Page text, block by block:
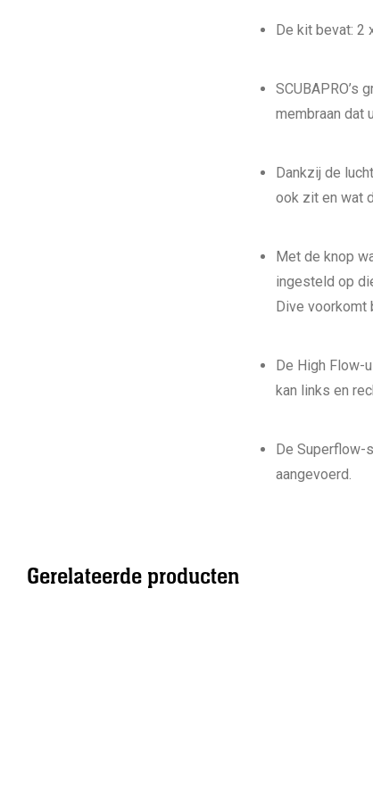
De kit bevat: 2
membraan dat
Dankzij de
ook zit en wat
Met de knop
ingesteld op
Dive voorkomt
De High Flow-
kan links en
De Superflow-
aangevoerd.
Gerelateerde producten